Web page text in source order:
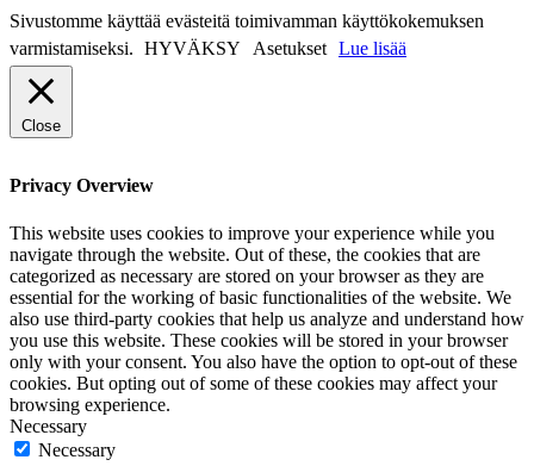
Sivustomme käyttää evästeitä toimivamman käyttökokemuksen
varmistamiseksi. HYVÄKSY Asetukset Lue lisää
Close
Privacy Overview
This website uses cookies to improve your experience while you
navigate through the website. Out of these, the cookies that are
categorized as necessary are stored on your browser as they are
essential for the working of basic functionalities of the website. We
also use third-party cookies that help us analyze and understand how
you use this website. These cookies will be stored in your browser
only with your consent. You also have the option to opt-out of these
cookies. But opting out of some of these cookies may affect your
browsing experience.
Necessary
Necessary